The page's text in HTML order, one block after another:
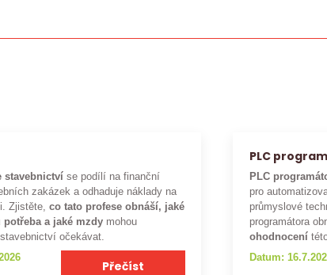
stavebnictví se podílí na finanční
zakázek a odhaduje náklady na
Zjistěte,co tato profese obnáší, jaké
a jaké mzdy mohou
očekávat.
Přečíst
PLC
PLC
pro
průmyslové
programátora
ohodnocení
Datum: